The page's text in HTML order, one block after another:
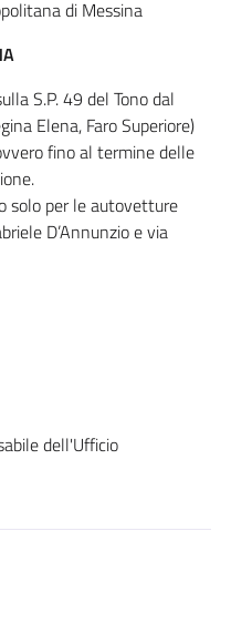
di Messina
S.P. 49 del Tono dal
Elena, Faro Superiore)
fino al termine delle
solo per le autovetture
D’Annunzio e via
dell'Ufficio